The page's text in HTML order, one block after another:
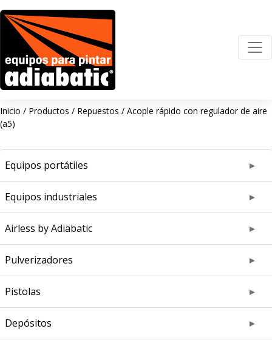
Inicio / Productos / Repuestos / Acople rápido con regulador de aire
(a5)
Equipos portátiles
Equipos industriales
Airless by Adiabatic
Pulverizadores
Pistolas
Depósitos